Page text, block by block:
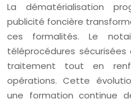
La dématérialisation
publicité foncière
ces formalités. Le
téléprocédures
traitement tout en
opérations. Cette
une formation continue